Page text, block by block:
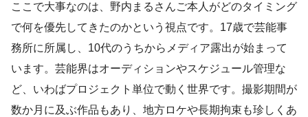
ここで大事なのは、野内まるさんご本人がどのタイミング
で何を優先してきたのかという視点です。17歳で芸能事
務所に所属し、10代のうちからメディア露出が始まって
います。芸能界はオーディションやスケジュール管理な
ど、いわばプロジェクト単位で動く世界です。撮影期間が
数か月に及ぶ作品もあり、地方ロケや長期拘束も珍しくあ